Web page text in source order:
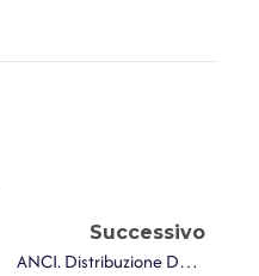
Successivo
ANCI. Distribuzione Del Gas, Arera Approva Testo Integrato Con Nuove Disposizioni Su Gare D’ambito